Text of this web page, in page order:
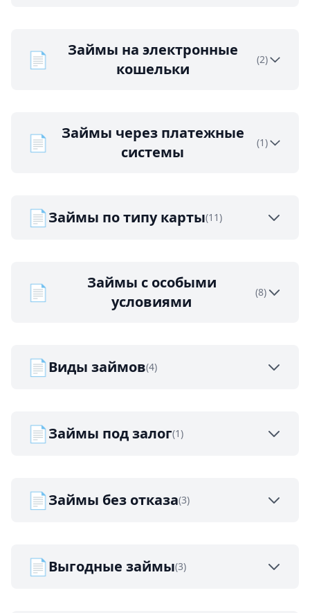
📄
Займы на электронные
кошельки
(2)
📄
Займы через платежные
системы
(1)
📄Займы по типу карты(11)
📄
Займы с особыми
условиями
(8)
📄Виды займов(4)
📄Займы под залог(1)
📄Займы без отказа(3)
📄Выгодные займы(3)